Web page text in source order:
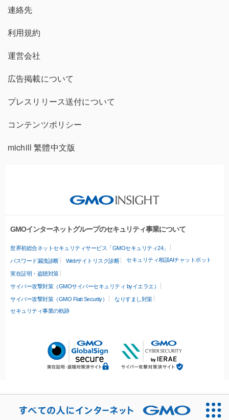
連絡先
利用規約
運営会社
広告掲載について
プレスリリース送付について
コンテンツポリシー
michill 繁體中文版
GMOインターネットグループのセキュリティ事業について
世界初総合ネットセキュリティサービス「GMOセキュリティ24」
パスワード漏洩診断 Webサイトリスク診断 セキュリティ相談AIチャットボット
実在証明・盗聴対策
サイバー攻撃対策（GMOサイバーセキュリティ byイエラエ）
サイバー攻撃対策（GMO Flatt Security）
なりすまし対策
セキュリティ事業の軌跡